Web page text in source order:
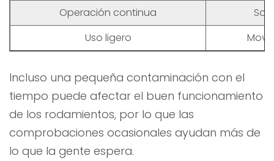
Operación continua
Uso ligero
Incluso una pequeña contaminación con el
tiempo puede afectar el buen funcionamiento
de los rodamientos, por lo que las
comprobaciones ocasionales ayudan más de
lo que la gente espera.